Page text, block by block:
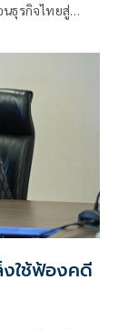
ธุรกิจไทยสู่
ใช้ฟ้องคดี